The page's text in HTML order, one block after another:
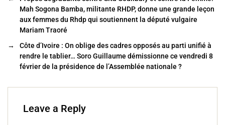
o
o
k
Mah Sogona Bamba, militante RHDP, donne une grande leçon
aux femmes du Rhdp qui soutiennent la député vulgaire
Mariam Traoré
→
Côte d’Ivoire : On oblige des cadres opposés au parti unifié à
rendre le tablier… Soro Guillaume démissionne ce vendredi 8
février de la présidence de l’Assemblée nationale ?
Leave a Reply